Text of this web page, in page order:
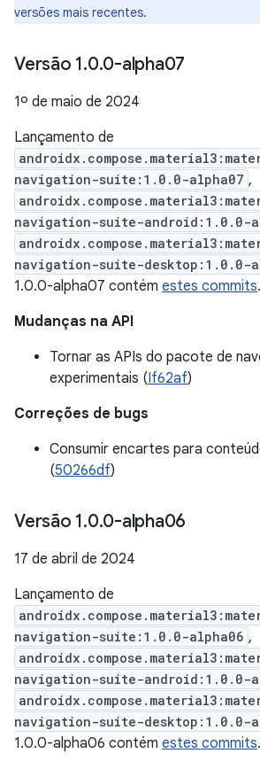
versões mais recentes.
Versão 1.0.0-alpha07
1º de maio de 2024
Lançamento de
navigation-suite:1.0.0-alpha07 ,
navigation-suite-android:1.0.0-
navigation-suite-desktop:1.0.0-
1.0.0-alpha07 contém estes commits.
Mudanças na API
Tornar as APIs do pacote de
experimentais (If62af)
Correções de bugs
Consumir encartes para
(50266df)
Versão 1.0.0-alpha06
17 de abril de 2024
Lançamento de
navigation-suite:1.0.0-alpha06 ,
navigation-suite-android:1.0.0-
navigation-suite-desktop:1.0.0-
1.0.0-alpha06 contém estes commits.